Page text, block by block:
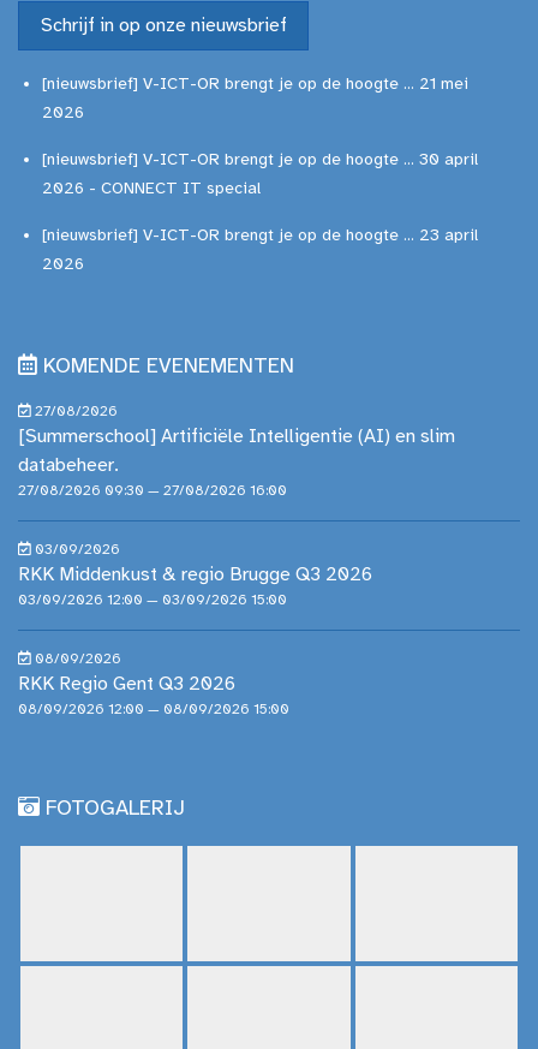
Schrijf in op onze nieuwsbrief
[nieuwsbrief] V-ICT-OR brengt je op de hoogte ... 21 mei
2026
[nieuwsbrief] V-ICT-OR brengt je op de hoogte ... 30 april
2026 - CONNECT IT special
[nieuwsbrief] V-ICT-OR brengt je op de hoogte ... 23 april
2026
KOMENDE EVENEMENTEN
27/08/2026
[Summerschool] Artificiële Intelligentie (AI) en slim
databeheer.
27/08/2026 09:30 — 27/08/2026 16:00
03/09/2026
RKK Middenkust & regio Brugge Q3 2026
03/09/2026 12:00 — 03/09/2026 15:00
08/09/2026
RKK Regio Gent Q3 2026
08/09/2026 12:00 — 08/09/2026 15:00
FOTOGALERIJ